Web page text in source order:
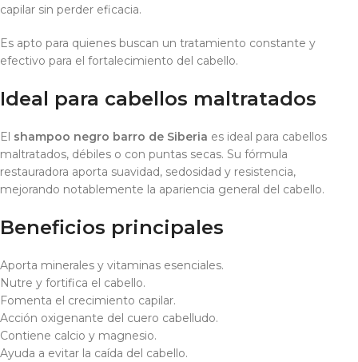
capilar sin perder eficacia.
Es apto para quienes buscan un tratamiento constante y
efectivo para el fortalecimiento del cabello.
Ideal para cabellos maltratados
El shampoo negro barro de Siberia es ideal para cabellos
maltratados, débiles o con puntas secas. Su fórmula
restauradora aporta suavidad, sedosidad y resistencia,
mejorando notablemente la apariencia general del cabello.
Beneficios principales
Aporta minerales y vitaminas esenciales.
Nutre y fortifica el cabello.
Fomenta el crecimiento capilar.
Acción oxigenante del cuero cabelludo.
Contiene calcio y magnesio.
Ayuda a evitar la caída del cabello.